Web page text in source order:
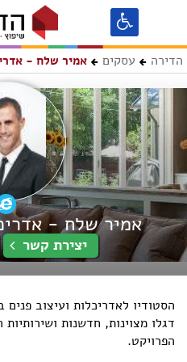
הדירה עסקים אמיר שלח -
אמיר שלח -
יצירת קשר
הסטודיו לאדריכלות ועיצוב
דגלו מצוינות, חדשנות
הפרויקט.